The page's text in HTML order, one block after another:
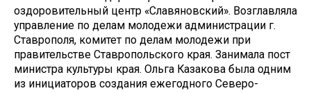
оздоровительный центр «Славяновский». Возглавляла
управление по делам молодежи администрации г.
Ставрополя, комитет по делам молодежи при
правительстве Ставропольского края. Занимала пост
министра культуры края. Ольга Казакова была одним
из инициаторов создания ежегодного Северо-